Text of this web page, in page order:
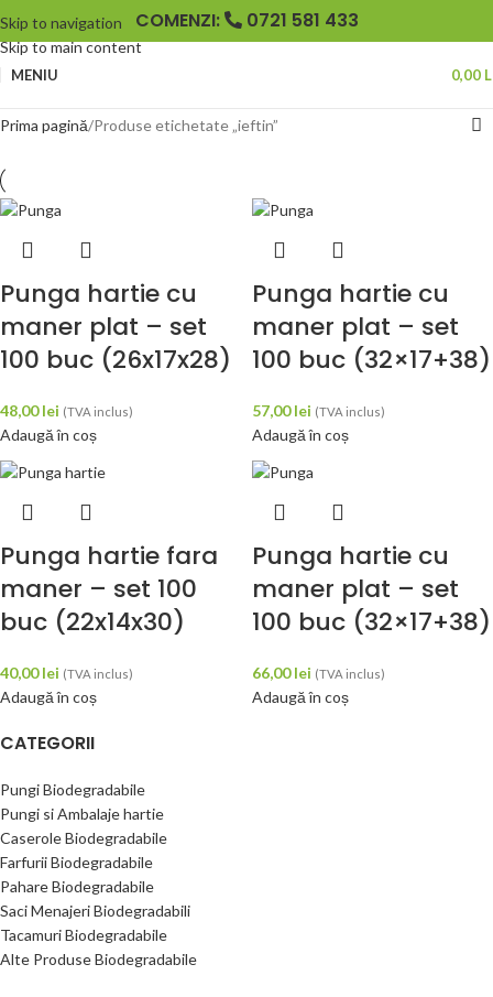
Skip to navigation
Skip to main content
COMENZI: 0721 581 433
MENIU 0,00
CATEGORII
Pungi Biodegradabile
Pungi si Ambalaje hartie
Caserole Biodegradabile
Farfurii Biodegradabile
Pahare Biodegradabile
Saci Menajeri Biodegradabili
Tacamuri Biodegradabile
Alte Produse Biodegradabile
Prima pagină Produse etichetate „ieftin”
Punga hartie cu
maner plat – set
100 buc (26x17x28)
48,00lei (TVA inclus)
Adaugă în coș
Punga hartie cu
maner plat – set
100 buc (32×17+38)
57,00lei (TVA inclus)
Adaugă în coș
Punga hartie fara
maner – set 100
buc (22x14x30)
40,00lei (TVA inclus)
Adaugă în coș
Punga hartie cu
maner plat – set
100 buc (32×17+38)
66,00lei (TVA inclus)
Adaugă în coș